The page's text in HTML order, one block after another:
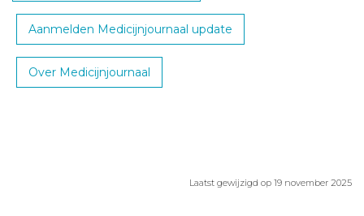
Aanmelden Medicijnjournaal update
Over Medicijnjournaal
Laatst gewijzigd op 19 november 2025